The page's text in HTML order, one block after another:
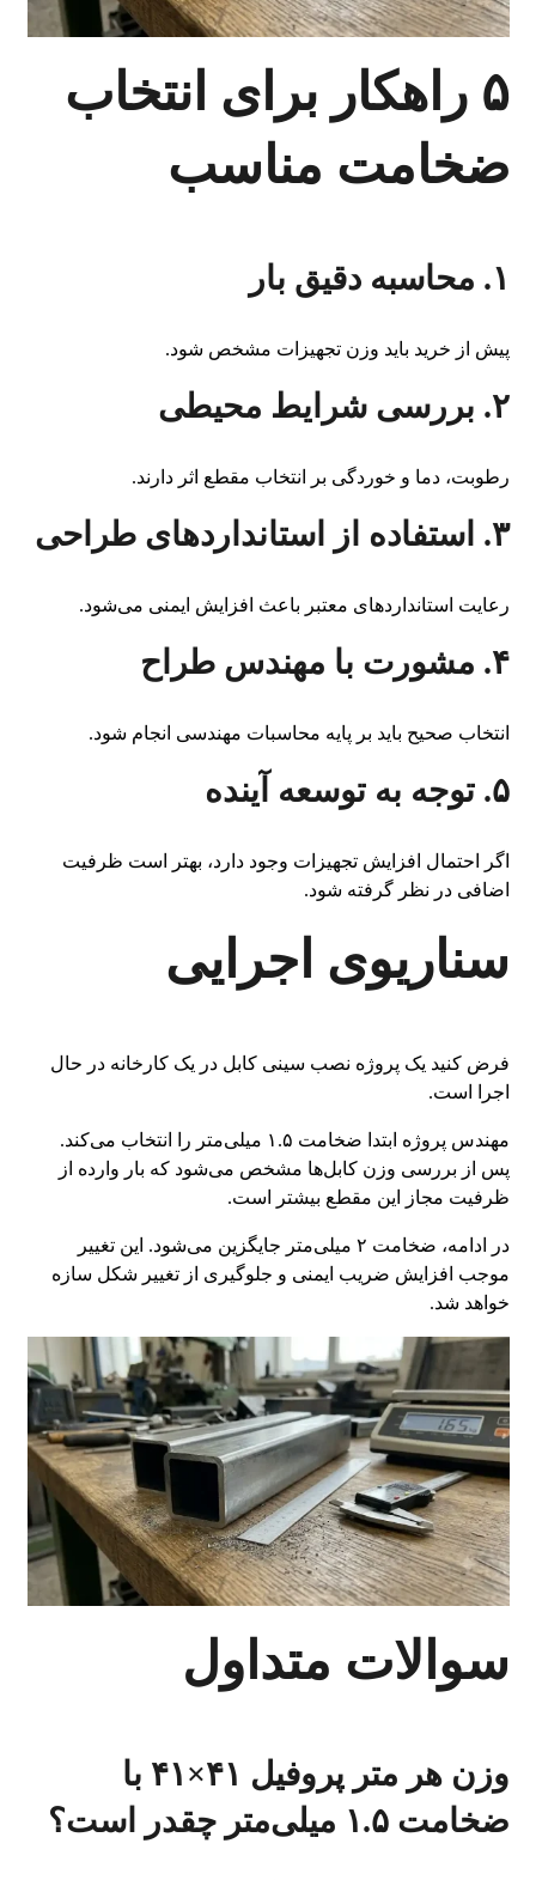
۵ راهکار برای انتخاب
ضخامت مناسب
۱. محاسبه دقیق بار
پیش از خرید باید وزن تجهیزات مشخص شود.
۲. بررسی شرایط محیطی
رطوبت، دما و خوردگی بر انتخاب مقطع اثر دارند.
۳. استفاده از استانداردهای طراحی
رعایت استانداردهای معتبر باعث افزایش ایمنی می‌شود.
۴. مشورت با مهندس طراح
انتخاب صحیح باید بر پایه محاسبات مهندسی انجام شود.
۵. توجه به توسعه آینده
اگر احتمال افزایش تجهیزات وجود دارد، بهتر است ظرفیت
اضافی در نظر گرفته شود.
سناریوی اجرایی
فرض کنید یک پروژه نصب سینی کابل در یک کارخانه در حال
اجرا است.
مهندس پروژه ابتدا ضخامت ۱.۵ میلی‌متر را انتخاب می‌کند.
پس از بررسی وزن کابل‌ها مشخص می‌شود که بار وارده از
ظرفیت مجاز این مقطع بیشتر است.
در ادامه، ضخامت ۲ میلی‌متر جایگزین می‌شود. این تغییر
موجب افزایش ضریب ایمنی و جلوگیری از تغییر شکل سازه
خواهد شد.
سوالات متداول
وزن هر متر پروفیل ۴۱×۴۱ با
ضخامت ۱.۵ میلی‌متر چقدر است؟